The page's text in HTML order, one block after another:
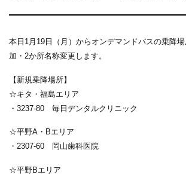
本日1月19日（月）からオンデマンドバスの乗降
加・2か所名称変更します。
【新規乗降場所】
☆キタ・福島エリア
・3237-80 毎日デンタルクリニック
☆平野A・Bエリア
・2307-60 岡山歯科医院
☆平野Bエリア